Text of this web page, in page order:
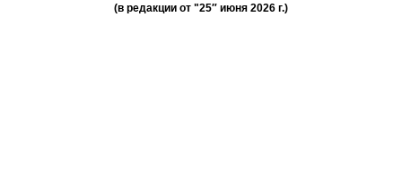
(в редакции от "25″ июня 2026 г.)